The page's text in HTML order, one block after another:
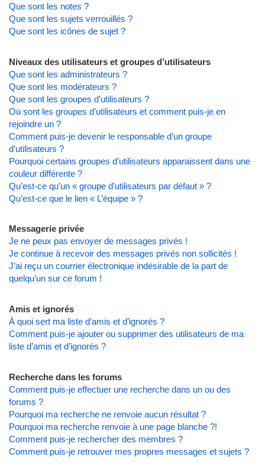
Que sont les notes ?
Que sont les sujets verrouillés ?
Que sont les icônes de sujet ?
Niveaux des utilisateurs et groupes d’utilisateurs
Que sont les administrateurs ?
Que sont les modérateurs ?
Que sont les groupes d’utilisateurs ?
Où sont les groupes d’utilisateurs et comment puis-je en
rejoindre un ?
Comment puis-je devenir le responsable d’un groupe
d’utilisateurs ?
Pourquoi certains groupes d’utilisateurs apparaissent dans une
couleur différente ?
Qu’est-ce qu’un « groupe d’utilisateurs par défaut » ?
Qu’est-ce que le lien « L’équipe » ?
Messagerie privée
Je ne peux pas envoyer de messages privés !
Je continue à recevoir des messages privés non sollicités !
J’ai reçu un courrier électronique indésirable de la part de
quelqu’un sur ce forum !
Amis et ignorés
À quoi sert ma liste d’amis et d’ignorés ?
Comment puis-je ajouter ou supprimer des utilisateurs de ma
liste d’amis et d’ignorés ?
Recherche dans les forums
Comment puis-je effectuer une recherche dans un ou des
forums ?
Pourquoi ma recherche ne renvoie aucun résultat ?
Pourquoi ma recherche renvoie à une page blanche ?!
Comment puis-je rechercher des membres ?
Comment puis-je retrouver mes propres messages et sujets ?